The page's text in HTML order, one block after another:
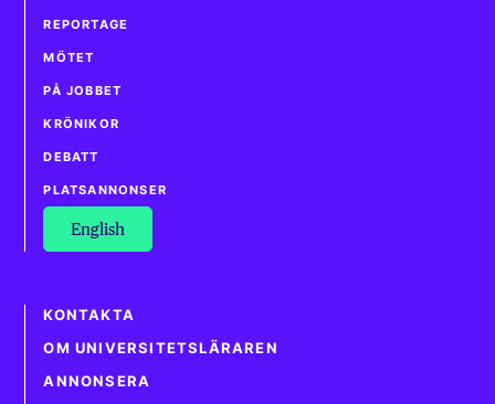
REPORTAGE
MÖTET
PÅ JOBBET
KRÖNIKOR
DEBATT
PLATSANNONSER
English
KONTAKTA
OM UNIVERSITETSLÄRAREN
ANNONSERA